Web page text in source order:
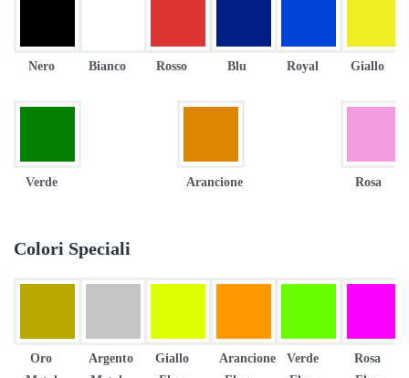
Nero Bianco Rosso Blu Royal Giallo
Verde Arancione Rosa
Colori Speciali
Oro
Argento
Giallo
Arancione
Verde
Rosa